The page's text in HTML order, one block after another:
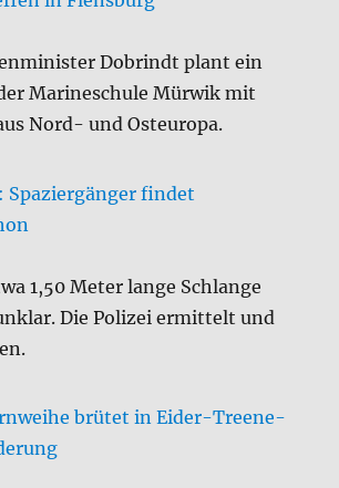
Dobrindt plant ein
Marineschule Mürwik mit
Nord- und Osteuropa.
Spaziergänger findet
1,50 Meter lange Schlange
Die Polizei ermittelt und
brütet in Eider-Treene-